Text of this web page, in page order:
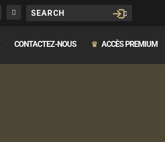
CONTACTEZ-NOUS ♛ ACCÈS PREMIUM